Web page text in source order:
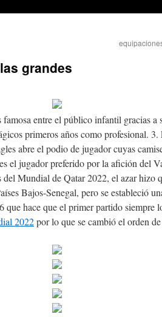
grandes
famosa entre el público infantil gracias a
primeros años como profesional.
abre el podio de jugador cuyas
el jugador preferido por la afición del
Mundial de Qatar 2022, el azar hizo
Bajos-Senegal, pero se estableció
hace que el primer partido siempre
2022por lo que se cambió el orden